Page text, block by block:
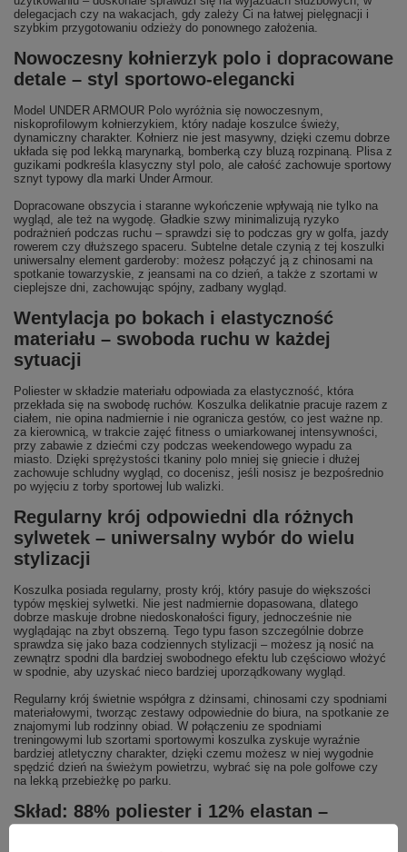
delegacjach czy na wakacjach, gdy zależy Ci na łatwej pielęgnacji i
szybkim przygotowaniu odzieży do ponownego założenia.
Nowoczesny kołnierzyk polo i dopracowane
detale – styl sportowo-elegancki
Model UNDER ARMOUR Polo wyróżnia się nowoczesnym,
niskoprofilowym kołnierzykiem, który nadaje koszulce świeży,
dynamiczny charakter. Kołnierz nie jest masywny, dzięki czemu dobrze
układa się pod lekką marynarką, bomberką czy bluzą rozpinaną. Plisa z
guzikami podkreśla klasyczny styl polo, ale całość zachowuje sportowy
sznyt typowy dla marki Under Armour.
Dopracowane obszycia i staranne wykończenie wpływają nie tylko na
wygląd, ale też na wygodę. Gładkie szwy minimalizują ryzyko
podrażnień podczas ruchu – sprawdzi się to podczas gry w golfa, jazdy
rowerem czy dłuższego spaceru. Subtelne detale czynią z tej koszulki
uniwersalny element garderoby: możesz połączyć ją z chinosami na
spotkanie towarzyskie, z jeansami na co dzień, a także z szortami w
cieplejsze dni, zachowując spójny, zadbany wygląd.
Wentylacja po bokach i elastyczność
materiału – swoboda ruchu w każdej
sytuacji
Poliester w składzie materiału odpowiada za elastyczność, która
przekłada się na swobodę ruchów. Koszulka delikatnie pracuje razem z
ciałem, nie opina nadmiernie i nie ogranicza gestów, co jest ważne np.
za kierownicą, w trakcie zajęć fitness o umiarkowanej intensywności,
przy zabawie z dziećmi czy podczas weekendowego wypadu za
miasto. Dzięki sprężystości tkaniny polo mniej się gniecie i dłużej
zachowuje schludny wygląd, co docenisz, jeśli nosisz je bezpośrednio
po wyjęciu z torby sportowej lub walizki.
Regularny krój odpowiedni dla różnych
sylwetek – uniwersalny wybór do wielu
stylizacji
Koszulka posiada regularny, prosty krój, który pasuje do większości
typów męskiej sylwetki. Nie jest nadmiernie dopasowana, dlatego
dobrze maskuje drobne niedoskonałości figury, jednocześnie nie
wyglądając na zbyt obszerną. Tego typu fason szczególnie dobrze
sprawdza się jako baza codziennych stylizacji – możesz ją nosić na
zewnątrz spodni dla bardziej swobodnego efektu lub częściowo włożyć
w spodnie, aby uzyskać nieco bardziej uporządkowany wygląd.
Regularny krój świetnie współgra z dżinsami, chinosami czy spodniami
materiałowymi, tworząc zestawy odpowiednie do biura, na spotkanie ze
znajomymi lub rodzinny obiad. W połączeniu ze spodniami
treningowymi lub szortami sportowymi koszulka zyskuje wyraźnie
bardziej atletyczny charakter, dzięki czemu możesz w niej wygodnie
spędzić dzień na świeżym powietrzu, wybrać się na pole golfowe czy
na lekką przebieżkę po parku.
Skład: 88% poliester i 12% elastan –